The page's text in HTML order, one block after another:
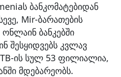
ბანკომატებიდან
Mir-ბარათების
ბანკებში
შესყიდვებს კვლავ
ის სულ 53 ფილიალია,
მდებარეობს.